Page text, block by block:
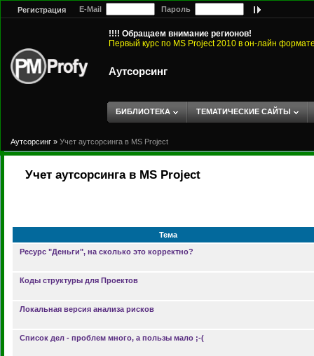
Регистрация E-Mail Пароль
!!!! Обращаем внимание регионов!
Первый курс по MS Project 2010 в он-лайн
Аутсорсинг
БИБЛИОТЕКА ТЕМАТИЧЕСКИЕ САЙТЫ
Аутсорсинг » Учет аутсорсинга в MS Project
Учет аутсорсинга в MS Project
Тема
Ресурс "Деньги", на сколько это корректно?
Коды структуры для Проектов
Локальная версия анализа рисков
Список дел - проблем много, а пользы мало ;-(